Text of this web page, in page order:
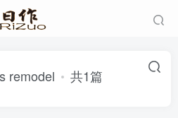
remodel 共1篇